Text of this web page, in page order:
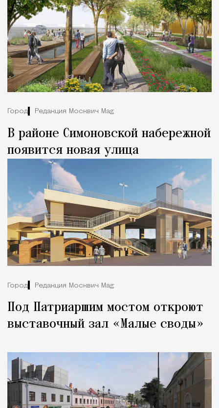
Город Редакция Москвич Mag
В районе Симоновской набережной
появится новая улица
Город Редакция Москвич Mag
Под Патриаршим мостом откроют
выставочный зал «Малые своды»